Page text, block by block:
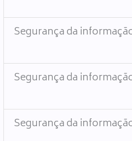
Segurança da
Segurança da
Segurança da